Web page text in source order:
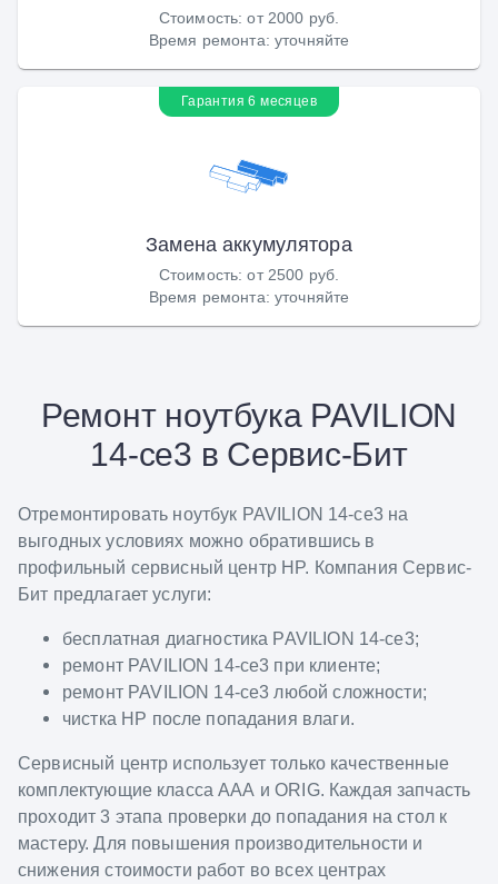
Стоимость:от 2000 руб.
Время ремонта: уточняйте
Гарантия 6 месяцев
Замена аккумулятора
Стоимость:от 2500 руб.
Время ремонта: уточняйте
Ремонт ноутбука PAVILION
14-ce3 в Сервис-Бит
Отремонтировать ноутбук PAVILION 14-ce3 на
выгодных условиях можно обратившись в
профильный сервисный центр HP. Компания Сервис-
Бит предлагает услуги:
бесплатная диагностика PAVILION 14-ce3;
ремонт PAVILION 14-ce3 при клиенте;
ремонт PAVILION 14-ce3 любой сложности;
чистка HP после попадания влаги.
Сервисный центр использует только качественные
комплектующие класса ААА и ORIG. Каждая запчасть
проходит 3 этапа проверки до попадания на стол к
мастеру. Для повышения производительности и
снижения стоимости работ во всех центрах